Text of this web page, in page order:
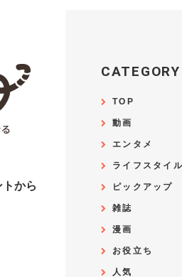
から
CATEGORY
TOP
動画
エンタメ
ライフスタイル
ピックアップ
雑誌
漫画
お役立ち
人気